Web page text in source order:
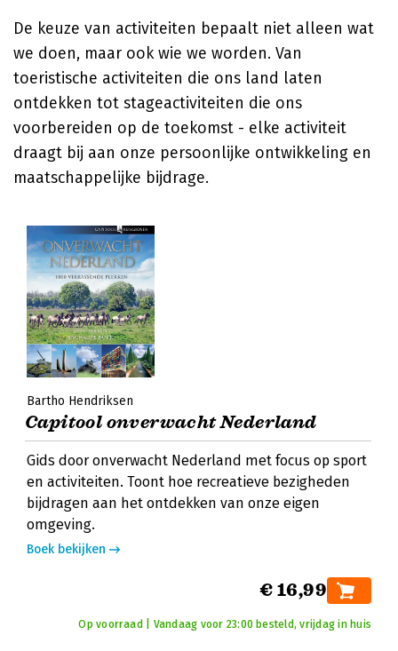
De keuze van activiteiten bepaalt niet alleen wat
we doen, maar ook wie we worden. Van
toeristische activiteiten die ons land laten
ontdekken tot stageactiviteiten die ons
voorbereiden op de toekomst - elke activiteit
draagt bij aan onze persoonlijke ontwikkeling en
maatschappelijke bijdrage.
Bartho Hendriksen
Capitool onverwacht Nederland
Gids door onverwacht Nederland met focus op sport
en activiteiten. Toont hoe recreatieve bezigheden
bijdragen aan het ontdekken van onze eigen
omgeving.
Boek bekijken
€ 16,99
Op voorraad | Vandaag voor 23:00 besteld, vrijdag in huis